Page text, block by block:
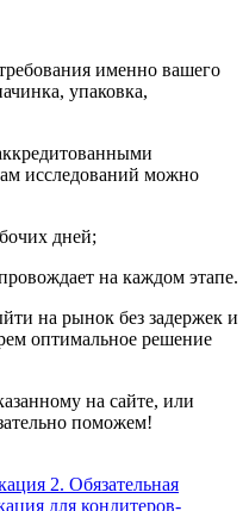
именно вашего
упаковка,
исследований можно
дней;
на каждом этапе.
на рынок без задержек и
оптимальное решение
на сайте, или
поможем!
2. Обязательная
для кондитеров-